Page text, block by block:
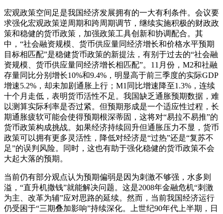
宏观政策空间足是我国经济发展拥有的一大有利条件。会议要
求强化宏观政策逆周期和跨周期调节，继续实施积极的财政政
策和稳健的货币政策，加强政策工具创新和协调配合。其
中，“社会融资规模、货币供应量同经济增长和价格水平预期
目标相匹配”是稳健货币政策的新提法，有别于过去的“社会融
资规模、货币供应量同经济增长相匹配”。11月份，M2和社融
存量同比分别增长10%和9.4%，明显高于前三季度的实际GDP
增速5.2%，却未加剧通胀上行；M1同比增速降至1.3%，连续
十个月走低，表明货币活性不足。我国缺乏通胀预期数据，难
以测算实际利率是否过紧。但预期形成是一个适应性过程，长
期通胀疲软可能会使得预期根深蒂固，这将对“易拉不易推”的
货币政策构成挑战。如果经济持续回升但通胀压力不显，货币
政策可以拥有更多灵活性，降低对经济是“过热”还是“复苏不
足”的误判风险。同时，这也有助于强化稳健的货币政策不会
大起大落的预期。
当前仍有部分观点认为预期偏弱是因为刺激不够强，水多则
溢，“直升机撒钱”就能解决问题。这是2008年金融危机“刺激
为主、改革为辅”应对思路的延续。然而，当前我国经济运行
仍受困于“三期叠加影响”持续深化。上世纪90年代上半期，日